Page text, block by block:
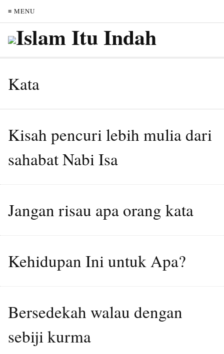
≡ MENU
Kata
Kisah pencuri lebih mulia dari
sahabat Nabi Isa
Jangan risau apa orang kata
Kehidupan Ini untuk Apa?
Bersedekah walau dengan
sebiji kurma